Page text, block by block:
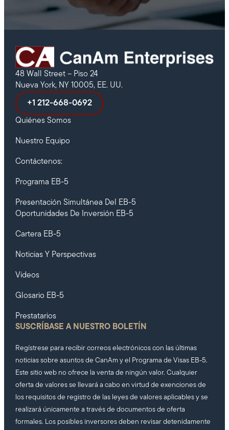
48 Wall Street – Piso 24
Nueva York, NY 10005, EE. UU.
+1 212-668-0692
Quiénes Somos
Nuestro Equipo
Contáctenos:
Programa EB-5
Presentación Simultánea Del EB-5
Oportunidades De Inversión EB-5
Cartera EB-5
Noticias Y Perspectivas
Videos
Glosario EB-5
Prestatarios
SUSCRÍBASE A NUESTRO BOLETÍN
Regístrese para recibir correos electrónicos con las últimas
noticias sobre asuntos de CanAm y el Programa de Visas EB-5.
Este sitio web no ofrece la venta de ningún valor. Cualquier
oferta de valores se llevará a cabo en virtud de exenciones de
los requisitos de registro de las leyes de valores aplicables y se
realizará únicamente a través de documentos de oferta
formales. Los posibles inversores deben revisar detenidamente